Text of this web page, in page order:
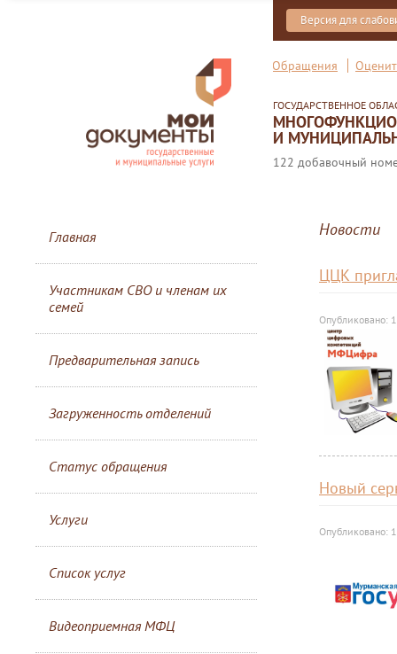
Версия для
Обращения
ГОСУДАРСТВЕННОЕ
И
122 добавочный
Главная
Участникам СВО и членам их
семей
Предварительная запись
Загруженность отделений
Статус обращения
Услуги
Список услуг
Видеоприемная МФЦ
Новости
ЦЦК
Опубликовано:
Новый
Опубликовано: